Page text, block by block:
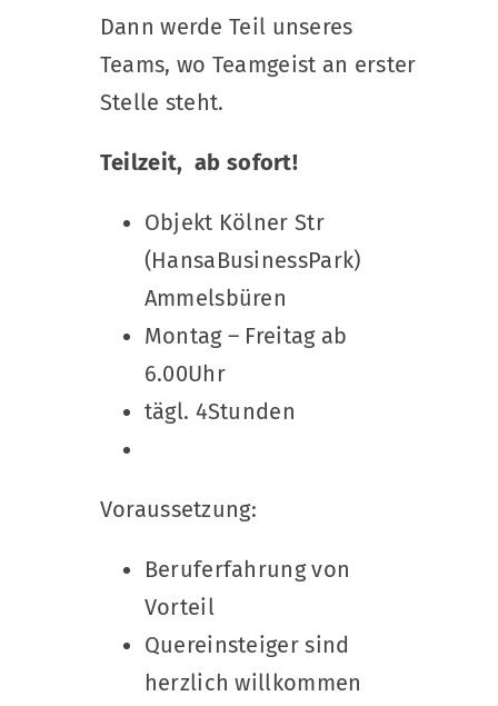
Dann werde Teil unseres
Teams, wo Teamgeist an erster
Stelle steht.
Teilzeit, ab sofort!
Objekt Kölner Str
(HansaBusinessPark)
Ammelsbüren
Montag – Freitag ab
6.00Uhr
tägl. 4Stunden
Voraussetzung:
Beruferfahrung von
Vorteil
Quereinsteiger sind
herzlich willkommen